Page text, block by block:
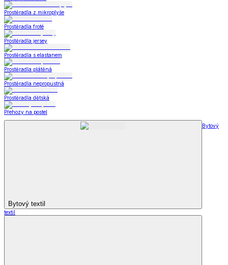
Prostěradla z mikroplyše
Prostěradla froté
Prostěradla jersey
Prostěradla s elastanem
Prostěradla plátěná
Prostěradla nepropustná
Prostěradla dětská
Přehozy na postel
Bytový textil
Bytový
textil